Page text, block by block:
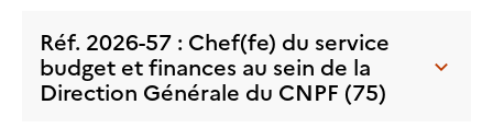
Réf. 2026-57 : Chef(fe) du service
budget et finances au sein de la
Direction Générale du CNPF (75)